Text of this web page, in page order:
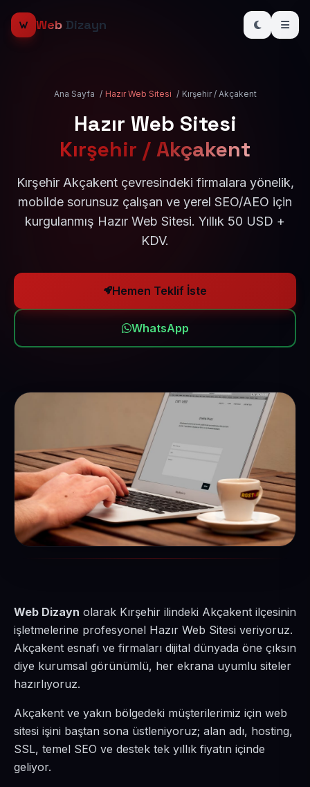
Web Dizayn
Ana Sayfa / Hazır Web Sitesi / Kırşehir / Akçakent
Hazır Web Sitesi
Kırşehir / Akçakent
Kırşehir Akçakent çevresindeki firmalara yönelik,
mobilde sorunsuz çalışan ve yerel SEO/AEO için
kurgulanmış Hazır Web Sitesi. Yıllık 50 USD +
KDV.
Hemen Teklif İste
WhatsApp
Web Dizayn olarak Kırşehir ilindeki Akçakent ilçesinin
işletmelerine profesyonel Hazır Web Sitesi veriyoruz.
Akçakent esnafı ve firmaları dijital dünyada öne çıksın
diye kurumsal görünümlü, her ekrana uyumlu siteler
hazırlıyoruz.
Akçakent ve yakın bölgedeki müşterilerimiz için web
sitesi işini baştan sona üstleniyoruz; alan adı, hosting,
SSL, temel SEO ve destek tek yıllık fiyatın içinde
geliyor.